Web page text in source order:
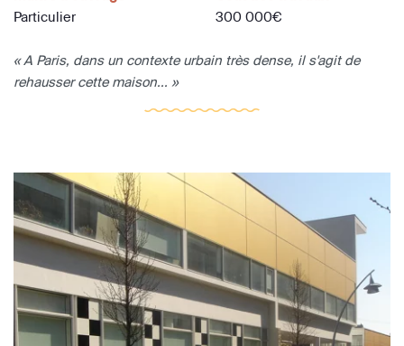
Particulier
300 000€
« A Paris, dans un contexte urbain très dense, il s'agit de
rehausser cette maison... »